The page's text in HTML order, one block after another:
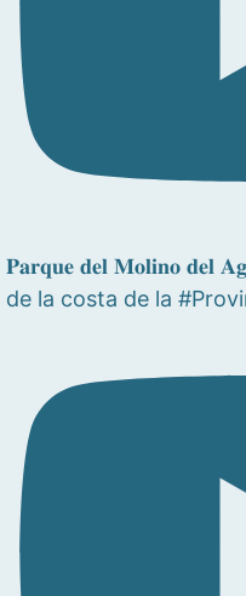
𝐏𝐚𝐫𝐪𝐮𝐞 𝐝𝐞𝐥 𝐌𝐨𝐥𝐢𝐧𝐨 𝐝𝐞𝐥
de la costa de la